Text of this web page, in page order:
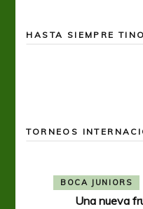
HASTA SIEMPRE TINO
TORNEOS
BOCA JUNIORS
Una nueva